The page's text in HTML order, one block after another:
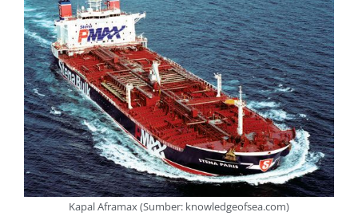
Kapal Aframax (Sumber: knowledgeofsea.com)